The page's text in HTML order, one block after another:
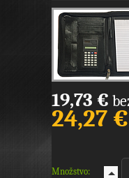
19,73 €
24,27 €
Množstvo: